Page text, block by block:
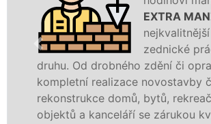
EXTRA MANŽELty
nejkvalitnější a levné
zednické práce
Od drobného zdění či oprav až
realizace novostavby či
domů, bytů, rekreačních
a kanceláří se zárukou kvality.